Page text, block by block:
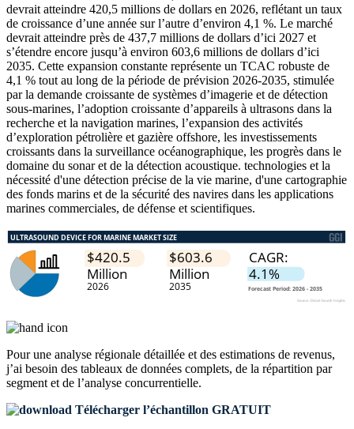
devrait atteindre 420,5 millions de dollars en 2026, reflétant un taux
de croissance d’une année sur l’autre d’environ 4,1 %. Le marché
devrait atteindre près de 437,7 millions de dollars d’ici 2027 et
s’étendre encore jusqu’à environ 603,6 millions de dollars d’ici
2035. Cette expansion constante représente un TCAC robuste de
4,1 % tout au long de la période de prévision 2026-2035, stimulée
par la demande croissante de systèmes d’imagerie et de détection
sous-marines, l’adoption croissante d’appareils à ultrasons dans la
recherche et la navigation marines, l’expansion des activités
d’exploration pétrolière et gazière offshore, les investissements
croissants dans la surveillance océanographique, les progrès dans le
domaine du sonar et de la détection acoustique. technologies et la
nécessité d'une détection précise de la vie marine, d'une cartographie
des fonds marins et de la sécurité des navires dans les applications
marines commerciales, de défense et scientifiques.
Pour une analyse régionale détaillée et des estimations de revenus,
j’ai besoin des tableaux de données complets, de la répartition par
segment et de l’analyse concurrentielle.
Télécharger l’échantillon GRATUIT